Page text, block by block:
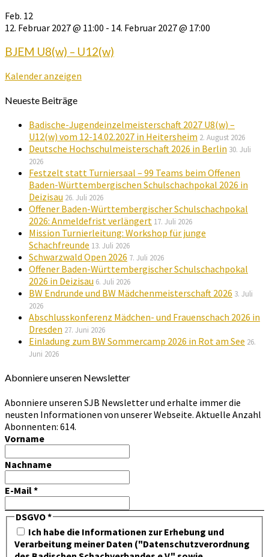
Feb. 12
12. Februar 2027 @ 11:00 - 14. Februar 2027 @ 17:00
BJEM U8(w) – U12(w)
Kalender anzeigen
Neueste Beiträge
Badische-Jugendeinzelmeisterschaft 2027 U8(w) –
U12(w) vom 12-14.02.2027 in Heitersheim 2. August 2026
Deutsche Hochschulmeisterschaft 2026 in Berlin 30. Juli
2026
Festzelt statt Turniersaal – 99 Teams beim Offenen
Baden-Württembergischen Schulschachpokal 2026 in
Deizisau 26. Juli 2026
Offener Baden-Württembergischer Schulschachpokal
2026: Anmeldefrist verlängert 17. Juli 2026
Mission Turnierleitung: Workshop für junge
Schachfreunde 13. Juli 2026
Schwarzwald Open 2026 7. Juli 2026
Offener Baden-Württembergischer Schulschachpokal
2026 in Deizisau 6. Juli 2026
BW Endrunde und BW Mädchenmeisterschaft 2026 3. Juli
2026
Abschlusskonferenz Mädchen- und Frauenschach 2026 in
Dresden 27. Juni 2026
Einladung zum BW Sommercamp 2026 in Rot am See 26.
Juni 2026
Abonniere unseren Newsletter
Abonniere unseren SJB Newsletter und erhalte immer die
neusten Informationen von unserer Webseite. Aktuelle Anzahl
Abonnenten: 614.
Vorname
Nachname
E-Mail*
DSGVO*
Ich habe die Informationen zur Erhebung und
Verarbeitung meiner Daten ("Datenschutzverordnung